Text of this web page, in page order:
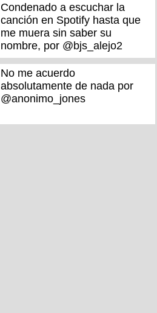
Condenado a escuchar la
canción en Spotify hasta que
me muera sin saber su
nombre, por @bjs_alejo2
No me acuerdo
absolutamente de nada por
@anonimo_jones